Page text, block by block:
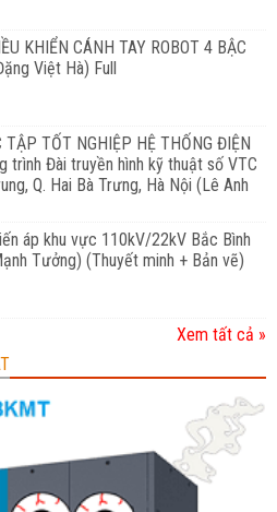
KHIỂN CÁNH TAY ROBOT 4 BẬC
Việt Hà) Full
TẬP TỐT NGHIỆP HỆ THỐNG ĐIỆN
trình Đài truyền hình kỹ thuật số VTC
Q. Hai Bà Trưng, Hà Nội (Lê Anh
áp khu vực 110kV/22kV Bắc Bình
Tưởng) (Thuyết minh + Bản vẽ)
Xem tất cả »